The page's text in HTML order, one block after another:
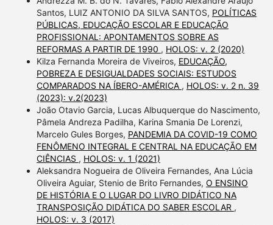
Santos, LUIZ ANTONIO DA SILVA SANTOS, POLÍTICAS
PÚBLICAS, EDUCAÇÃO ESCOLAR E EDUCAÇÃO
PROFISSIONAL: APONTAMENTOS SOBRE AS
REFORMAS A PARTIR DE 1990 , HOLOS: v. 2 (2020)
Kilza Fernanda Moreira de Viveiros, EDUCAÇÃO,
POBREZA E DESIGUALDADES SOCIAIS: ESTUDOS
COMPARADOS NA ÍBERO-AMÉRICA , HOLOS: v. 2 n. 39
(2023): v.2(2023)
João Otavio Garcia, Lucas Albuquerque do Nascimento,
Pâmela Andreza Padilha, Karina Smania De Lorenzi,
Marcelo Gules Borges, PANDEMIA DA COVID-19 COMO
FENÔMENO INTEGRAL E CENTRAL NA EDUCAÇÃO EM
CIÊNCIAS , HOLOS: v. 1 (2021)
Aleksandra Nogueira de Oliveira Fernandes, Ana Lúcia
Oliveira Aguiar, Stenio de Brito Fernandes, O ENSINO
DE HISTÓRIA E O LUGAR DO LIVRO DIDÁTICO NA
TRANSPOSIÇÃO DIDÁTICA DO SABER ESCOLAR ,
HOLOS: v. 3 (2017)